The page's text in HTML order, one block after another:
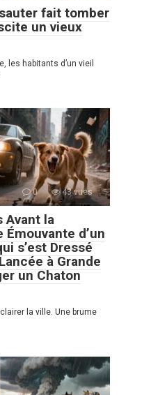
fait tomber
un vieux
les habitants d’un vieil
0 43 vues
Avant la
Émouvante d’un
s’est Dressé
à Grande
un Chaton
la ville. Une brume